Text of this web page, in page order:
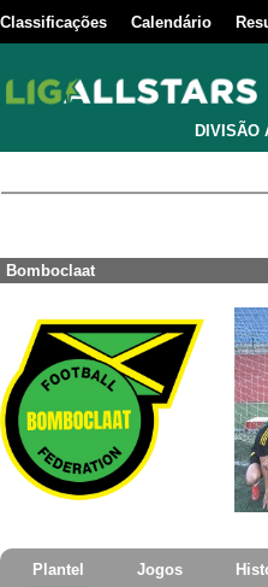
Classificações Calendário
DIVISÃO
Bomboclaat
Plantel Jogos